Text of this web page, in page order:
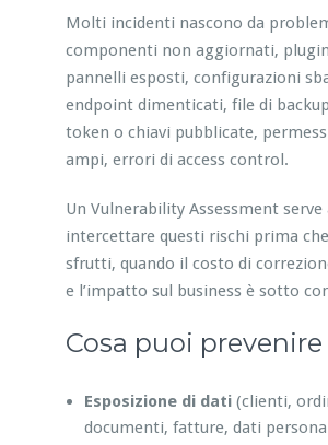
Molti incidenti nascono da
componenti non aggiornati,
pannelli esposti, configurazioni
endpoint dimenticati, file di
token o chiavi pubblicate,
ampi, errori di access control.
Un Vulnerability Assessment serve
intercettare questi rischi prima
sfrutti, quando il costo di
e l’impatto sul business è sotto
Cosa puoi prevenire
Esposizione di dati(clienti,
documenti, fatture, dati